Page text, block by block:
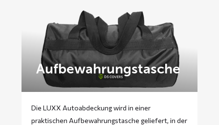
Aufbewahrungstasche
Die LUXX Autoabdeckung wird in einer
praktischen Aufbewahrungstasche geliefert, in der